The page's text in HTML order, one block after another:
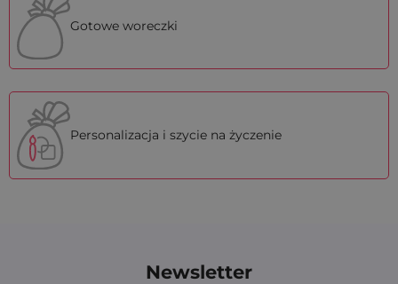
Gotowe woreczki
Personalizacja i szycie na życzenie
Newsletter